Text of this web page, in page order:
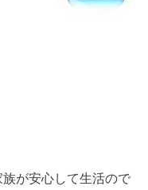
が安心して生活ので